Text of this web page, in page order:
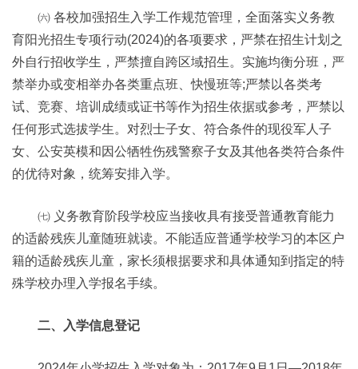
㈥ 各校加强招生入学工作规范管理，全面落实义务教
育阳光招生专项行动(2024)的各项要求，严禁在招生计划之
外自行招收学生，严禁擅自跨区域招生。实施均衡分班，严
禁举办或变相举办各类重点班、快慢班等;严禁以各类考
试、竞赛、培训成绩或证书等作为招生依据或参考，严禁以
任何形式选拔学生。对烈士子女、符合条件的现役军人子
女、公安英模和因公牺牲伤残警察子女及其他各类符合条件
的优待对象，统筹安排入学。
㈦ 义务教育阶段学校应当接收具有接受普通教育能力
的适龄残疾儿童随班就读。不能适应普通学校学习的本区户
籍的适龄残疾儿童，家长须根据要求和具体通知到指定的特
殊学校办理入学报名手续。
二、入学信息登记